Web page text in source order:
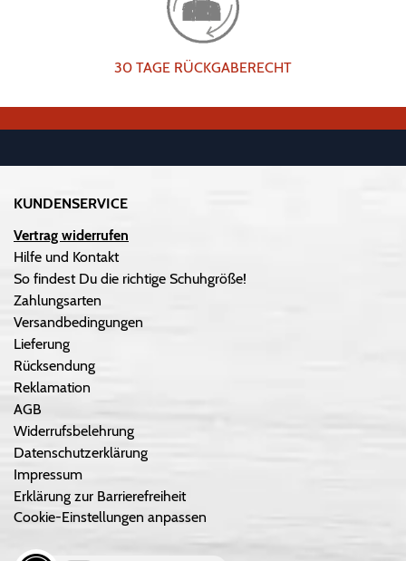
30 TAGE RÜCKGABERECHT
KUNDENSERVICE
Vertrag widerrufen
Hilfe und Kontakt
So findest Du die richtige Schuhgröße!
Zahlungsarten
Versandbedingungen
Lieferung
Rücksendung
Reklamation
AGB
Widerrufsbelehrung
Datenschutzerklärung
Impressum
Erklärung zur Barrierefreiheit
Cookie-Einstellungen anpassen